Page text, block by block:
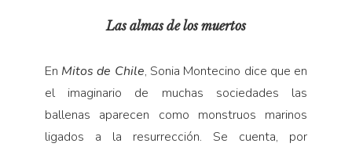
Las almas de los muertos
En Mitos de Chile, Sonia Montecino dice que en
el imaginario de muchas sociedades las
ballenas aparecen como monstruos marinos
ligados a la resurrección. Se cuenta, por